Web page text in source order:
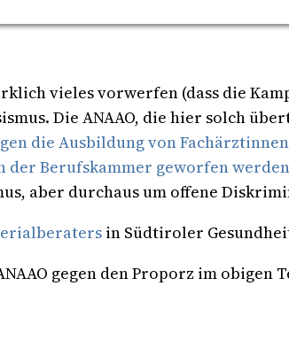
vieles vorwerfen (dass die
Die ANAAO, die hier solch
die Ausbildung von
der Berufskammer geworfen
aber durchaus um offene
in Südtiroler
gegen den Proporz im obigen